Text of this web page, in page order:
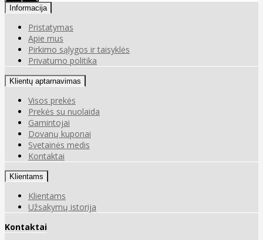
Informacija
Pristatymas
Apie mus
Pirkimo sąlygos ir taisyklės
Privatumo politika
Klientų aptarnavimas
Visos prekės
Prekės su nuolaida
Gamintojai
Dovanų kuponai
Svetainės medis
Kontaktai
Klientams
Klientams
Užsakymų istorija
Kontaktai